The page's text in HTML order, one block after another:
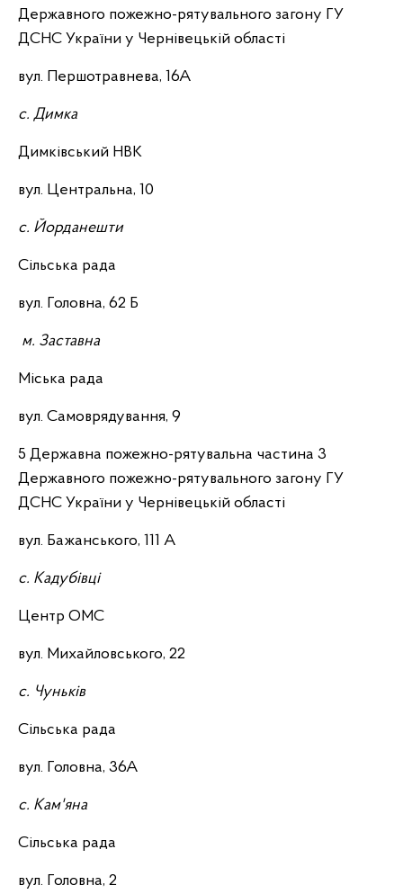
Державного пожежно-рятувального загону ГУ
ДСНС України у Чернівецькій області
вул. Першотравнева, 16А
с. Димка
Димківський НВК
вул. Центральна, 10
с. Йорданешти
Сільська рада
вул. Головна, 62 Б
м. Заставна
Міська рада
вул. Самоврядування, 9
5 Державна пожежно-рятувальна частина 3
Державного пожежно-рятувального загону ГУ
ДСНС України у Чернівецькій області
вул. Бажанського, 111 А
с. Кадубівці
Центр ОМС
вул. Михайловського, 22
с. Чуньків
Сільська рада
вул. Головна, 36А
с. Кам'яна
Сільська рада
вул. Головна, 2